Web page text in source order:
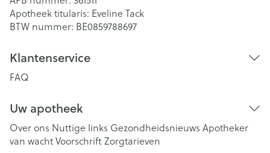
Apotheek titularis: Eveline Tack
BTW nummer: BE0859788697
Klantenservice
FAQ
Uw apotheek
Over ons Nuttige links Gezondheidsnieuws Apotheker
van wachtVoorschriftZorgtarieven